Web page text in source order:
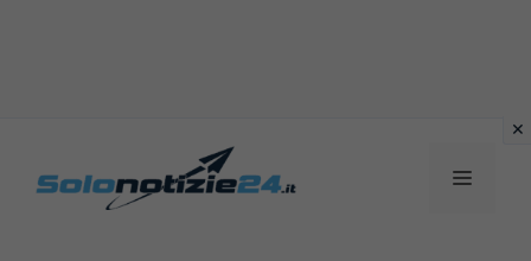
MENU